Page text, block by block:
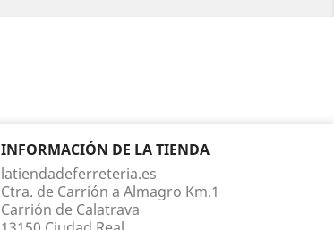
INFORMACIÓN DE LA TIENDA
latiendadeferreteria.es
Ctra. de Carrión a Almagro Km.1
Carrión de Calatrava